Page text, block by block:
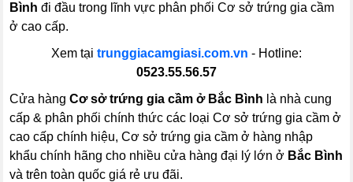
Bình đi đầu trong lĩnh vực phân phối Cơ sở trứng gia cầm
ở cao cấp.
Xem tại trunggiacamgiasi.com.vn - Hotline:
0523.55.56.57
Cửa hàngCơ sở trứng gia cầm ở Bắc Bình là nhà cung
cấp & phân phối chính thức các loại Cơ sở trứng gia cầm ở
cao cấp chính hiệu, Cơ sở trứng gia cầm ở hàng nhập
khẩu chính hãng cho nhiều cửa hàng đại lý lớn ở Bắc Bình
và trên toàn quốc giá rẻ ưu đãi.